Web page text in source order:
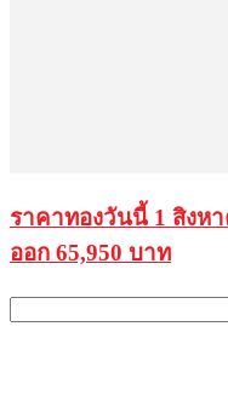
ราคาทองวันนี้ 1 สิงห
ออก 65,950 บาท